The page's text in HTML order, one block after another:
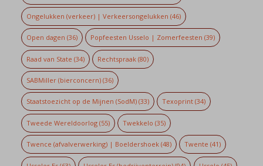
Ongelukken (verkeer) | Verkeersongelukken (46)
Open dagen (36) Popfeesten Usselo | Zomerfeesten (39)
Raad van State (34) Rechtspraak (80)
SABMiller (bierconcern)(36)
Staatstoezicht op de Mijnen (SodM)(33) Texoprint (34)
Tweede Wereldoorlog(55) Twekkelo (35)
Twence (afvalverwerking) | Boeldershoek(48) Twente (41)